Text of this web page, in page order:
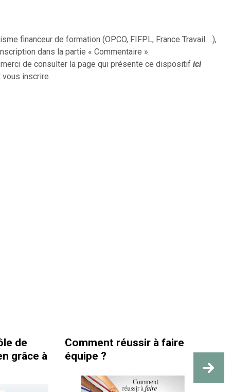
financeur de formation (OPCO, FIFPL, France Travail …),
dans la partie « Commentaire ».
de consulter la page qui présente ce dispositif ici
inscrire.
réussir à faire
?
La santé et la
travail sont bien
des repères visibles